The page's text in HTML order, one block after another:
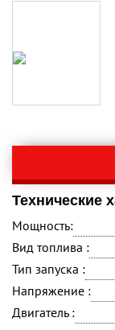
Технические
Мощность:
Вид топлива :
Тип запуска :
Напряжение :
Двигатель :